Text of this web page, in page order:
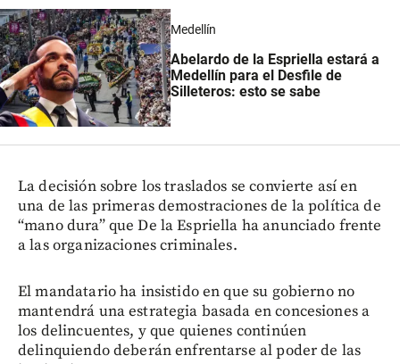
Medellín
Abelardo de la Espriella estará a
Medellín para el Desfile de
Silleteros: esto se sabe
La decisión sobre los traslados se convierte así en
una de las primeras demostraciones de la política de
“mano dura” que De la Espriella ha anunciado frente
a las organizaciones criminales.
El mandatario ha insistido en que su gobierno no
mantendrá una estrategia basada en concesiones a
los delincuentes, y que quienes continúen
delinquiendo deberán enfrentarse al poder de las